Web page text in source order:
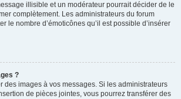
illisible et un modérateur pourrait décider de le
complètement. Les administrateurs du forum
le nombre d’émoticônes qu’il est possible d’insérer
?
des images à vos messages. Si les administrateurs
de pièces jointes, vous pourrez transférer des